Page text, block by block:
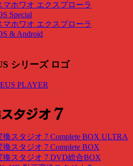
マホワオ エクスプローラ
Special
マホワオ エクスプローラ
& Android
PLAYER
換スタジオ 7 Complete BOX ULTRA
換スタジオ 7 Complete BOX
換スタジオ 7 DVD総合BOX